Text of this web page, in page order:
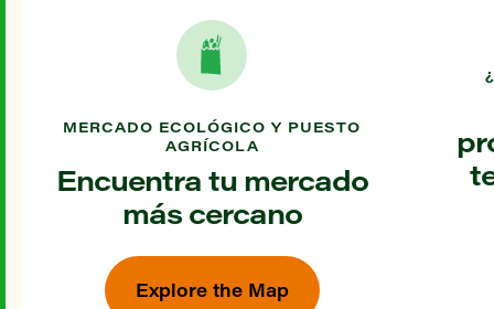
MERCADO ECOLÓGICO Y PUESTO
AGRÍCOLA
Encuentra tu mercado
más cercano
Explore the Map